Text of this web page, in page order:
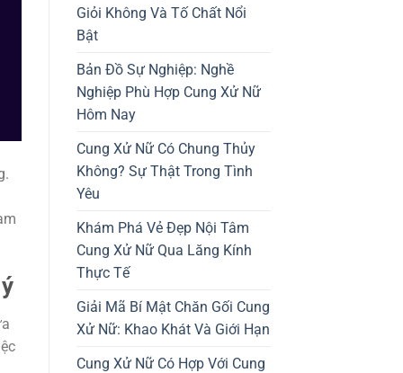
Giỏi Không Và Tố Chất Nổi
Bật
Bản Đồ Sự Nghiệp: Nghề
Nghiệp Phù Hợp Cung Xử Nữ
Hôm Nay
Cung Xử Nữ Có Chung Thủy
Không? Sự Thật Trong Tình
Yêu
Khám Phá Vẻ Đẹp Nội Tâm
Cung Xử Nữ Qua Lăng Kính
Thực Tế
Giải Mã Bí Mật Chăn Gối Cung
Xử Nữ: Khao Khát Và Giới Hạn
Cung Xử Nữ Có Hợp Với Cung